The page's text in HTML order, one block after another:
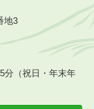
地3
分（祝日・年末年